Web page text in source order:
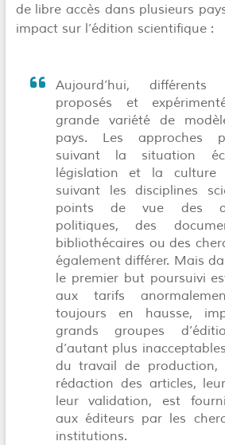
de libre accès dans plusieurs
impact sur l’édition scientifique :
Aujourd’hui,
proposés et
grande variété de
pays. Les approches
suivant la situation
législation et la culture
suivant les disciplines
points de vue des
politiques, des
bibliothécaires ou des
également différer. Mais
le premier but poursuivi
aux tarifs
toujours en hausse,
grands groupes
d’autant plus
du travail de production,
rédaction des articles,
leur validation, est
aux éditeurs par les
institutions.